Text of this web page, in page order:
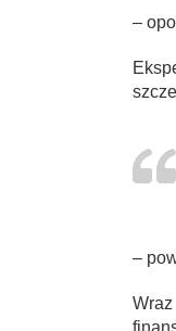
–
–